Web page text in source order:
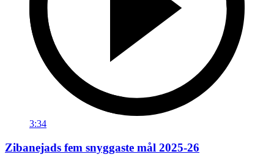
3:34
Zibanejads fem snyggaste mål 2025-26